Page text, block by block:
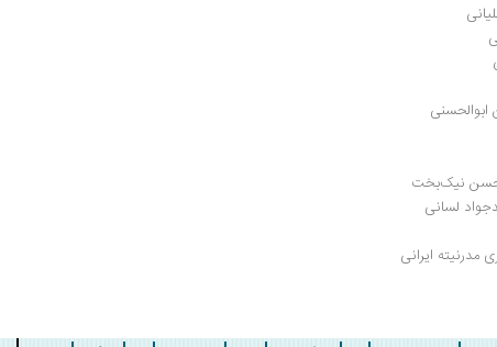
نیک‌بخت
لسانی
ایرانی